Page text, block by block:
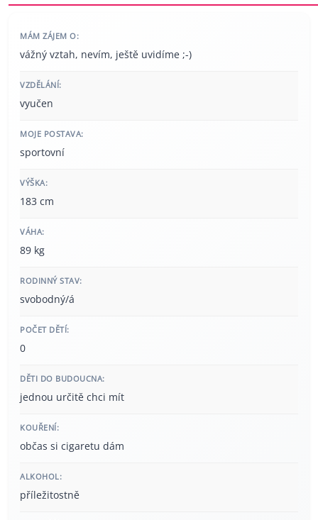
MÁM ZÁJEM O:
vážný vztah, nevím, ještě uvidíme ;-)
VZDĚLÁNÍ:
vyučen
MOJE POSTAVA:
sportovní
VÝŠKA:
183 cm
VÁHA:
89 kg
RODINNÝ STAV:
svobodný/á
POČET DĚTÍ:
0
DĚTI DO BUDOUCNA:
jednou určitě chci mít
KOUŘENÍ:
občas si cigaretu dám
ALKOHOL:
příležitostně